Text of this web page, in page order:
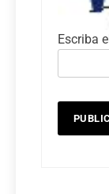
Escriba